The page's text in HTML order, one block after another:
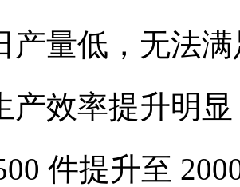
产量低，无法
产效率提升明
件提升至